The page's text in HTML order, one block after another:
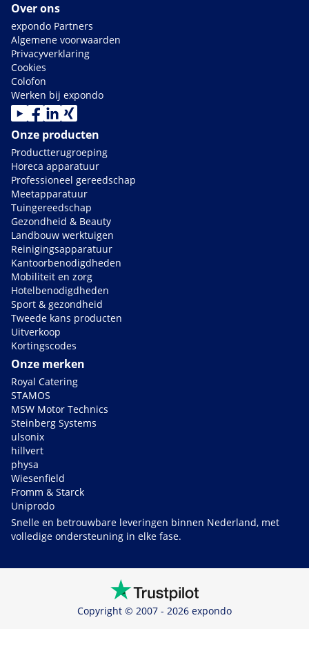
Over ons
expondo Partners
Algemene voorwaarden
Privacyverklaring
Cookies
Colofon
Werken bij expondo
Onze producten
Productterugroeping
Horeca apparatuur
Professioneel gereedschap
Meetapparatuur
Tuingereedschap
Gezondheid & Beauty
Landbouw werktuigen
Reinigingsapparatuur
Kantoorbenodigdheden
Mobiliteit en zorg
Hotelbenodigdheden
Sport & gezondheid
Tweede kans producten
Uitverkoop
Kortingscodes
Onze merken
Royal Catering
STAMOS
MSW Motor Technics
Steinberg Systems
ulsonix
hillvert
physa
Wiesenfield
Fromm & Starck
Uniprodo
Snelle en betrouwbare leveringen binnen Nederland, met
volledige ondersteuning in elke fase.
Copyright © 2007 - 2026 expondo